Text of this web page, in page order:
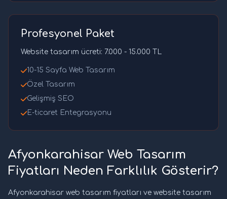
Profesyonel Paket
Website tasarım ücreti: 7.000 - 15.000 TL
10-15 Sayfa Web Tasarım
Özel Tasarım
Gelişmiş SEO
E-ticaret Entegrasyonu
Afyonkarahisar Web Tasarım
Fiyatları Neden Farklılık Gösterir?
Afyonkarahisar web tasarım fiyatları ve website tasarım